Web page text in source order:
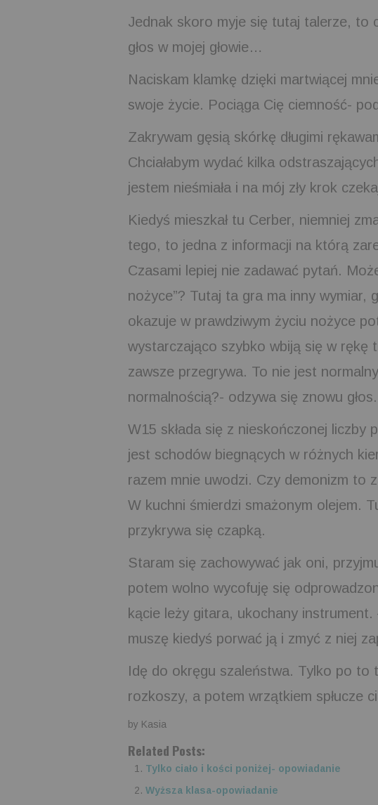
Jednak skoro myje się tutaj talerze, to
głos w mojej głowie…
Naciskam klamkę dzięki martwiącej
swoje życie. Pociąga Cię ciemność-
Zakrywam gęsią skórkę długimi
Chciałabym wydać kilka
jestem nieśmiała i na mój zły krok
Kiedyś mieszkał tu Cerber, niemniej
tego, to jedna z informacji na którą
Czasami lepiej nie zadawać pytań.
nożyce”? Tutaj ta gra ma inny wymiar,
okazuje w prawdziwym życiu nożyce
wystarczająco szybko wbiją się w rękę
zawsze przegrywa. To nie jest
normalnością?- odzywa się znowu głos.
W15 składa się z nieskończonej liczby
jest schodów biegnących w różnych
razem mnie uwodzi. Czy demonizm to
W kuchni śmierdzi smażonym olejem.
przykrywa się czapką.
Staram się zachowywać jak oni,
potem wolno wycofuję się
kącie leży gitara, ukochany instrument.
muszę kiedyś porwać ją i zmyć z niej
Idę do okręgu szaleństwa. Tylko po to
rozkoszy, a potem wrzątkiem spłucze
by Kasia
Related Posts:
Tylko ciało i kości poniżej- opowiadanie
Wyższa klasa-opowiadanie